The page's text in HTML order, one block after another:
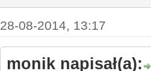
28-08-2014, 13:17
monik napisał(a):